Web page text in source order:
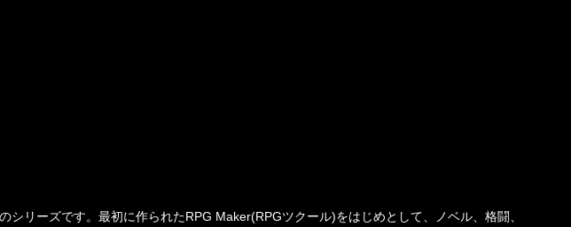
シリーズです。最初に作られたRPG Maker(RPGツクール)をはじめとして、ノベル、格闘、